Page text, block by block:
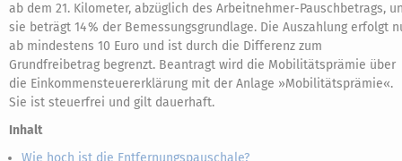
ab dem 21. Kilometer, abzüglich des Arbeitnehmer-Pauschbetrags,
sie beträgt 14 % der Bemessungsgrundlage. Die Auszahlung erfolgt
ab mindestens 10 Euro und ist durch die Differenz zum
Grundfreibetrag begrenzt. Beantragt wird die Mobilitätsprämie über
die Einkommensteuererklärung mit der Anlage »Mobilitätsprämie«.
Sie ist steuerfrei und gilt dauerhaft.
Inhalt
Wie hoch ist die Entfernungspauschale?